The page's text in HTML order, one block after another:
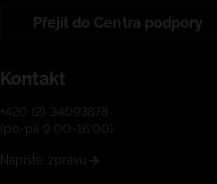
Přejít do Centra podpory
Kontakt
+420 (2) 34093878
(po-pá 9:00-16:00)
Napište zprávu